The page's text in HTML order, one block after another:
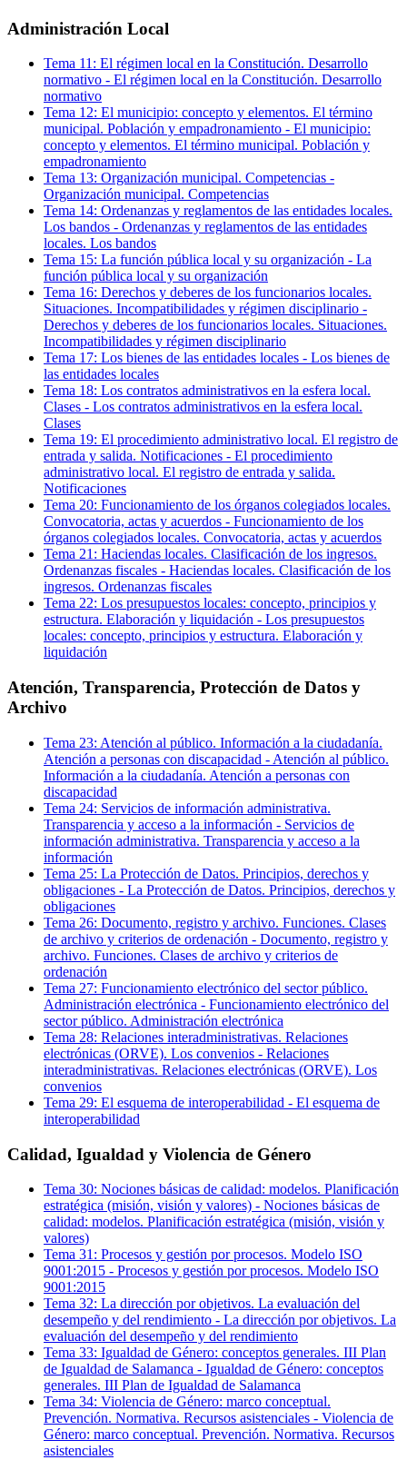
Administración Local
Tema 11: El régimen local en la Constitución. Desarrollo
normativo - El régimen local en la Constitución. Desarrollo
normativo
Tema 12: El municipio: concepto y elementos. El término
municipal. Población y empadronamiento - El municipio:
concepto y elementos. El término municipal. Población y
empadronamiento
Tema 13: Organización municipal. Competencias -
Organización municipal. Competencias
Tema 14: Ordenanzas y reglamentos de las entidades locales.
Los bandos - Ordenanzas y reglamentos de las entidades
locales. Los bandos
Tema 15: La función pública local y su organización - La
función pública local y su organización
Tema 16: Derechos y deberes de los funcionarios locales.
Situaciones. Incompatibilidades y régimen disciplinario -
Derechos y deberes de los funcionarios locales. Situaciones.
Incompatibilidades y régimen disciplinario
Tema 17: Los bienes de las entidades locales - Los bienes de
las entidades locales
Tema 18: Los contratos administrativos en la esfera local.
Clases - Los contratos administrativos en la esfera local.
Clases
Tema 19: El procedimiento administrativo local. El registro de
entrada y salida. Notificaciones - El procedimiento
administrativo local. El registro de entrada y salida.
Notificaciones
Tema 20: Funcionamiento de los órganos colegiados locales.
Convocatoria, actas y acuerdos - Funcionamiento de los
órganos colegiados locales. Convocatoria, actas y acuerdos
Tema 21: Haciendas locales. Clasificación de los ingresos.
Ordenanzas fiscales - Haciendas locales. Clasificación de los
ingresos. Ordenanzas fiscales
Tema 22: Los presupuestos locales: concepto, principios y
estructura. Elaboración y liquidación - Los presupuestos
locales: concepto, principios y estructura. Elaboración y
liquidación
Atención, Transparencia, Protección de Datos y
Archivo
Tema 23: Atención al público. Información a la ciudadanía.
Atención a personas con discapacidad - Atención al público.
Información a la ciudadanía. Atención a personas con
discapacidad
Tema 24: Servicios de información administrativa.
Transparencia y acceso a la información - Servicios de
información administrativa. Transparencia y acceso a la
información
Tema 25: La Protección de Datos. Principios, derechos y
obligaciones - La Protección de Datos. Principios, derechos y
obligaciones
Tema 26: Documento, registro y archivo. Funciones. Clases
de archivo y criterios de ordenación - Documento, registro y
archivo. Funciones. Clases de archivo y criterios de
ordenación
Tema 27: Funcionamiento electrónico del sector público.
Administración electrónica - Funcionamiento electrónico del
sector público. Administración electrónica
Tema 28: Relaciones interadministrativas. Relaciones
electrónicas (ORVE). Los convenios - Relaciones
interadministrativas. Relaciones electrónicas (ORVE). Los
convenios
Tema 29: El esquema de interoperabilidad - El esquema de
interoperabilidad
Calidad, Igualdad y Violencia de Género
Tema 30: Nociones básicas de calidad: modelos. Planificación
estratégica (misión, visión y valores) - Nociones básicas de
calidad: modelos. Planificación estratégica (misión, visión y
valores)
Tema 31 : Procesos y gestión por procesos. Modelo ISO
9001:2015 - Procesos y gestión por procesos. Modelo ISO
9001:2015
Tema 32: La dirección por objetivos. La evaluación del
desempeño y del rendimiento - La dirección por objetivos. La
evaluación del desempeño y del rendimiento
Tema 33: Igualdad de Género: conceptos generales. III Plan
de Igualdad de Salamanca - Igualdad de Género: conceptos
generales. III Plan de Igualdad de Salamanca
Tema 34: Violencia de Género: marco conceptual.
Prevención. Normativa. Recursos asistenciales - Violencia de
Género: marco conceptual. Prevención. Normativa. Recursos
asistenciales